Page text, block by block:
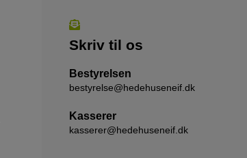
Skriv til os
Bestyrelsen
bestyrelse@hedehuseneif.dk
Kasserer
kasserer@hedehuseneif.dk